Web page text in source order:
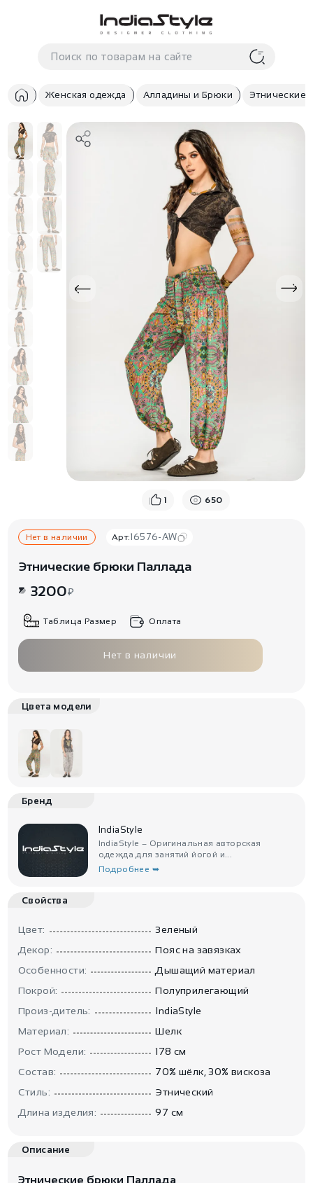
Корзина
В корзиненеттоваров
Корзина покупок пуста..
Женская одежда Алладины и Брюки Этнические
1 650
Нет в наличии Арт:16576-AW
Этнические брюки Паллада
3200₽
Таблица Размер Оплата
Нет в наличии
Цвета модели
Бренд
IndiaStyle
IndiaStyle – Оригинальная авторская
одежда для занятий йогой и...
Подробнее ➥
Свойства
Цвет:
Зеленый
Декор:
Пояс на завязках
Особенности:
Дышащий материал
Покрой:
Полуприлегающий
Произ-дитель:
IndiaStyle
Материал:
Шелк
Рост Модели:
178 см
Состав:
70% шёлк, 30% вискоза
Стиль:
Этнический
Длина изделия:
97 см
Описание
Этнические брюки Паллада